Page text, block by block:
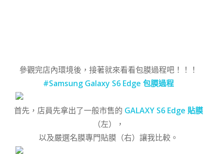
參觀完店內環境後，接著就來看看包膜過程吧！！！
#Samsung Galaxy S6 Edge 包膜過程
首先，店員先拿出了一般市售的 GALAXY S6 Edge 貼膜
（左），
以及嚴選名膜專門貼膜（右）讓我比較。